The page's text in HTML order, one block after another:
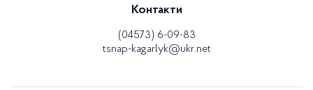
Контакти
(04573) 6-09-83
tsnap-kagarlyk@ukr.net